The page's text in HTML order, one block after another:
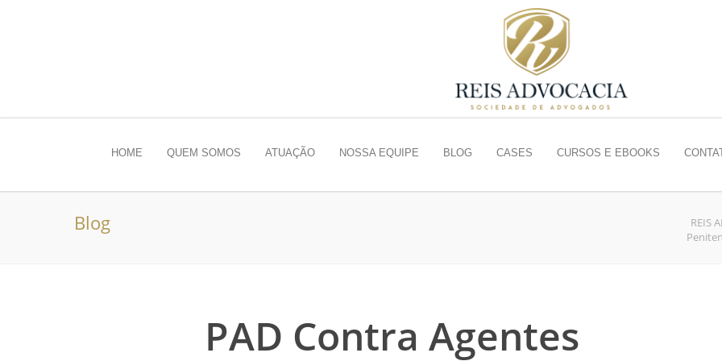
HOME QUEM SOMOS ATUAÇÃO NOSSA EQUIPE BLOG CASES CURSOS E EBOOKS
Blog REIS
PAD Contra Agentes